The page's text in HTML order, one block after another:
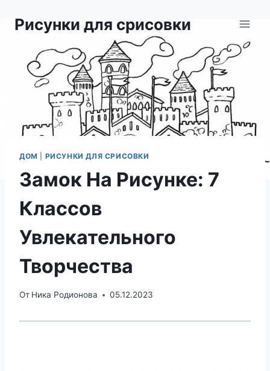
Рисунки для срисовки
ДОМ РИСУНКИ ДЛЯ СРИСОВКИ
Замок На Рисунке: 7
Классов
Увлекательного
Творчества
От Ника Родионова 05.12.2023